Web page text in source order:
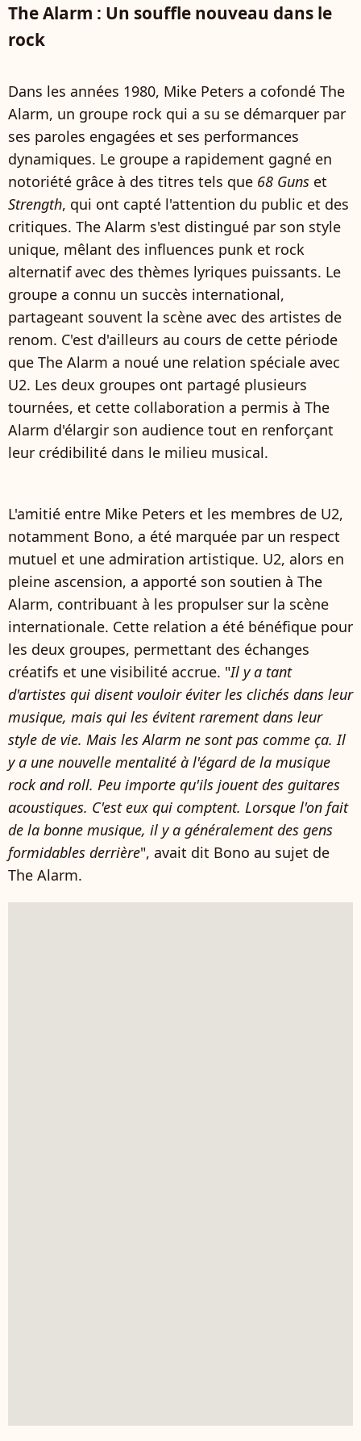
The Alarm : Un souffle nouveau dans le
rock
Dans les années 1980, Mike Peters a cofondé The
Alarm, un groupe rock qui a su se démarquer par
ses paroles engagées et ses performances
dynamiques. Le groupe a rapidement gagné en
notoriété grâce à des titres tels que 68 Guns et
Strength, qui ont capté l'attention du public et des
critiques. The Alarm s'est distingué par son style
unique, mêlant des influences punk et rock
alternatif avec des thèmes lyriques puissants. Le
groupe a connu un succès international,
partageant souvent la scène avec des artistes de
renom. C'est d'ailleurs au cours de cette période
que The Alarm a noué une relation spéciale avec
U2. Les deux groupes ont partagé plusieurs
tournées, et cette collaboration a permis à The
Alarm d'élargir son audience tout en renforçant
leur crédibilité dans le milieu musical.
L'amitié entre Mike Peters et les membres de U2,
notamment Bono, a été marquée par un respect
mutuel et une admiration artistique. U2, alors en
pleine ascension, a apporté son soutien à The
Alarm, contribuant à les propulser sur la scène
internationale. Cette relation a été bénéfique pour
les deux groupes, permettant des échanges
créatifs et une visibilité accrue. "Il y a tant
d'artistes qui disent vouloir éviter les clichés dans leur
musique, mais qui les évitent rarement dans leur
style de vie. Mais les Alarm ne sont pas comme ça. Il
y a une nouvelle mentalité à l'égard de la musique
rock and roll. Peu importe qu'ils jouent des guitares
acoustiques. C'est eux qui comptent. Lorsque l'on fait
de la bonne musique, il y a généralement des gens
formidables derrière", avait dit Bono au sujet de
The Alarm.